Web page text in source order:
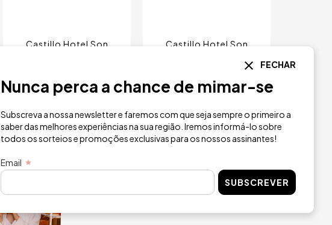
Castillo Hotel Son
Maiorca
Castillo Hotel Son
Maiorca
FECHAR
Nunca perca a chance de mimar-se
Subscreva a nossa newsletter e faremos com que seja sempre o primeiro a
saber das melhores experiências na sua região. Iremos informá-lo sobre
todos os sorteios e promoções exclusivas para os nossos assinantes!
Email
SUBSCREVER